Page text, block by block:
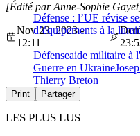
Défense : l’UE révise
d’équipements à la
[Édité par Anne-Sophie
Nov 23, 2023 -
12:11
Défenseaide militaire à
Guerre en Ukraine
Thierry Breton
Print Partager
LES PLUS LUS